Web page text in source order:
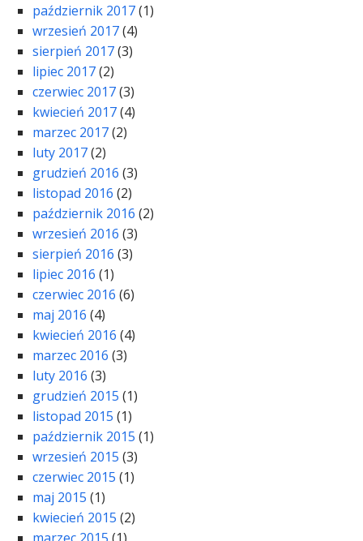
październik 2017(1)
wrzesień 2017(4)
sierpień 2017(3)
lipiec 2017(2)
czerwiec 2017(3)
kwiecień 2017(4)
marzec 2017(2)
luty 2017(2)
grudzień 2016 (3)
listopad 2016 (2)
październik 2016 (2)
wrzesień 2016 (3)
sierpień 2016 (3)
lipiec 2016 (1)
czerwiec 2016 (6)
maj 2016 (4)
kwiecień 2016 (4)
marzec 2016 (3)
luty 2016 (3)
grudzień 2015 (1)
listopad 2015 (1)
październik 2015 (1)
wrzesień 2015 (3)
czerwiec 2015 (1)
maj 2015 (1)
kwiecień 2015 (2)